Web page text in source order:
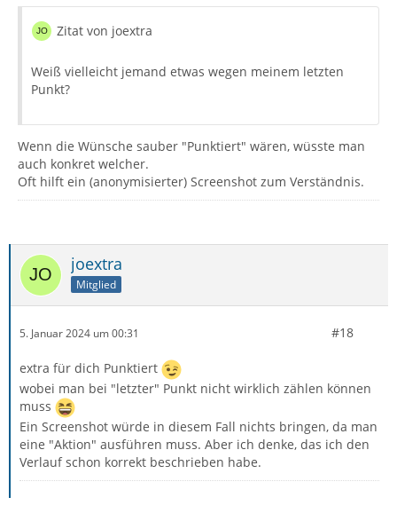
Zitat von joextra
Weiß vielleicht jemand etwas wegen meinem letzten
Punkt?
Wenn die Wünsche sauber "Punktiert" wären, wüsste man
auch konkret welcher.
Oft hilft ein (anonymisierter) Screenshot zum Verständnis.
joextra
Mitglied
5. Januar 2024 um 00:31 #18
extra für dich Punktiert
wobei man bei "letzter" Punkt nicht wirklich zählen können
muss
Ein Screenshot würde in diesem Fall nichts bringen, da man
eine "Aktion" ausführen muss. Aber ich denke, das ich den
Verlauf schon korrekt beschrieben habe.